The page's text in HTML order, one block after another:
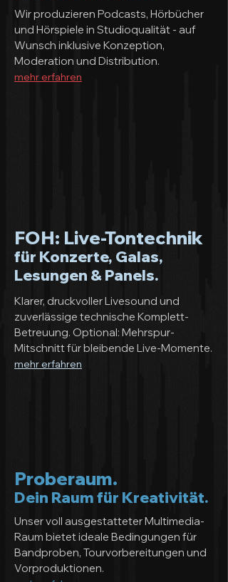
Wir produzieren Podcasts, Hörbücher
und Hörspiele in Studioqualität - auf
Wunsch inklusive Konzeption,
Moderation und Distribution.
mehr erfahren
FOH: Live-Tontechnik
für Konzerte, Galas,
Lesungen & Panels.
Klarer, druckvoller Livesound und
zuverlässige technische Komplett-
Betreuung. Optional: Mehrspur-
Mitschnitt für bleibende Live-Momente.
mehr erfahren
Proberaum.
Dein Raum für Kreativität.
Unser voll ausgestatteter Multimedia-
Raum bietet ideale Bedingungen für
Bandproben, Tourvorbereitungen und
Vorproduktionen.